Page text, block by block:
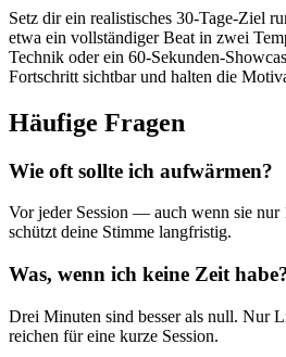
Setz dir ein realistisches 30-Tage-Ziel
etwa ein vollständiger Beat in zwei
Technik oder ein 60-Sekunden-
Fortschritt sichtbar und halten die
Häufige Fragen
Wie oft sollte ich aufwärmen?
Vor jeder Session — auch wenn sie nur
schützt deine Stimme langfristig.
Was, wenn ich keine Zeit
Drei Minuten sind besser als null. Nur
reichen für eine kurze Session.